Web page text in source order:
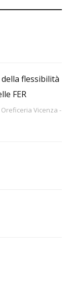
flessibilità
FER
Oreficeria Vicenza -